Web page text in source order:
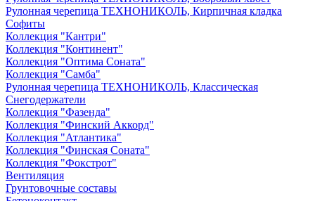
Рулонная черепица ТЕХНОНИКОЛЬ, Кирпичная кладка
Софиты
Коллекция "Кантри"
Коллекция "Континент"
Коллекция "Оптима Соната"
Коллекция "Самба"
Рулонная черепица ТЕХНОНИКОЛЬ, Классическая
Снегодержатели
Коллекция "Фазенда"
Коллекция "Финский Аккорд"
Коллекция "Атлантика"
Коллекция "Финская Соната"
Коллекция "Фокстрот"
Вентиляция
Грунтовочные составы